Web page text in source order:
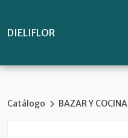
DIELIFLOR
Catálogo BAZAR Y COCINA